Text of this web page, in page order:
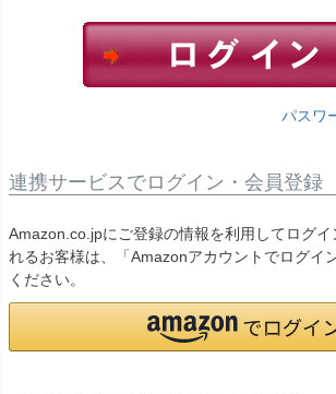
パスワ
連携サービスでログイン・会員登録
Amazon.co.jpにご登録の情報を利用してログイ
れるお客様は、「Amazonアカウントでログイ
ください。